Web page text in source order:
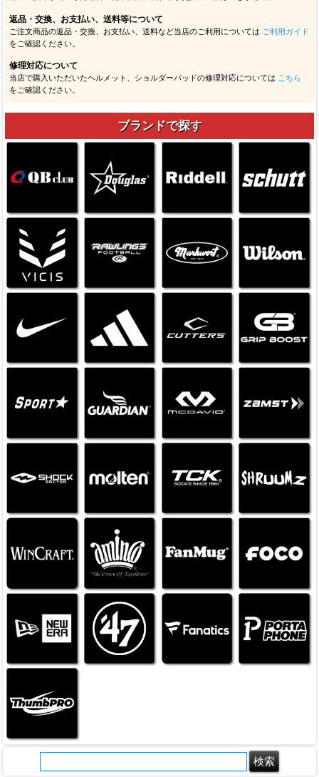
返品・交換、お支払い、送料等について
ご注文商品の返品・交換、お支払い、送料など当店のご利用については ご利用ガイド
をご確認ください。
修理対応について
当店で購入いただいたヘルメット、ショルダーパッドの修理対応については こちら
をご確認ください。
ブランドで探す